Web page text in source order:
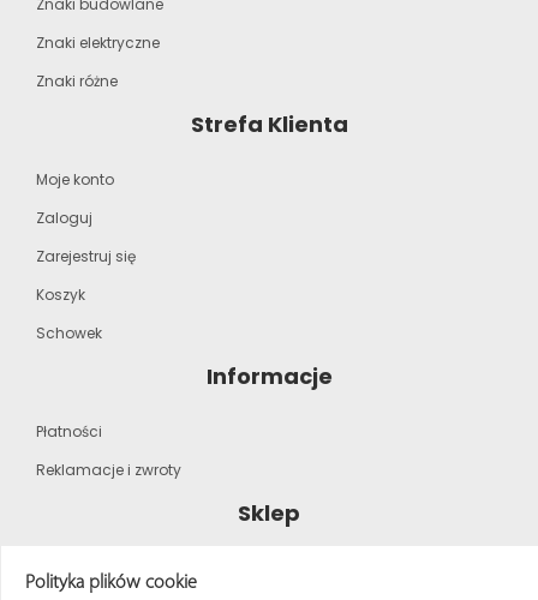
Znaki budowlane
Znaki elektryczne
Znaki różne
Strefa Klienta
Moje konto
Zaloguj
Zarejestruj się
Koszyk
Schowek
Informacje
Płatności
Reklamacje i zwroty
Sklep
Strona główna
Polityka plików cookie